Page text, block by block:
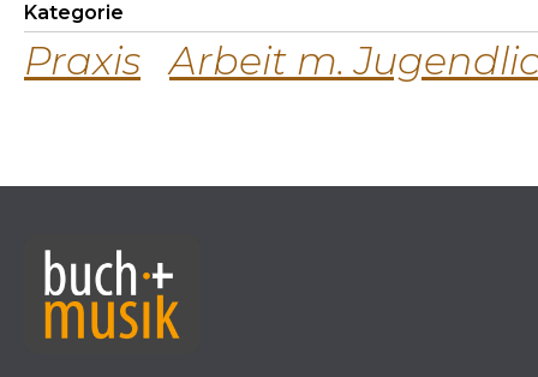
Kategorie
Praxis Arbeit m.